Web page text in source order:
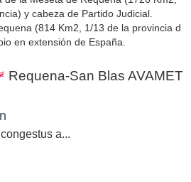
y cabeza de Partido Judicial.
(814 Km2, 1/13 de la provincia d
en extensión de España.
San Blas AVAMET en
a...